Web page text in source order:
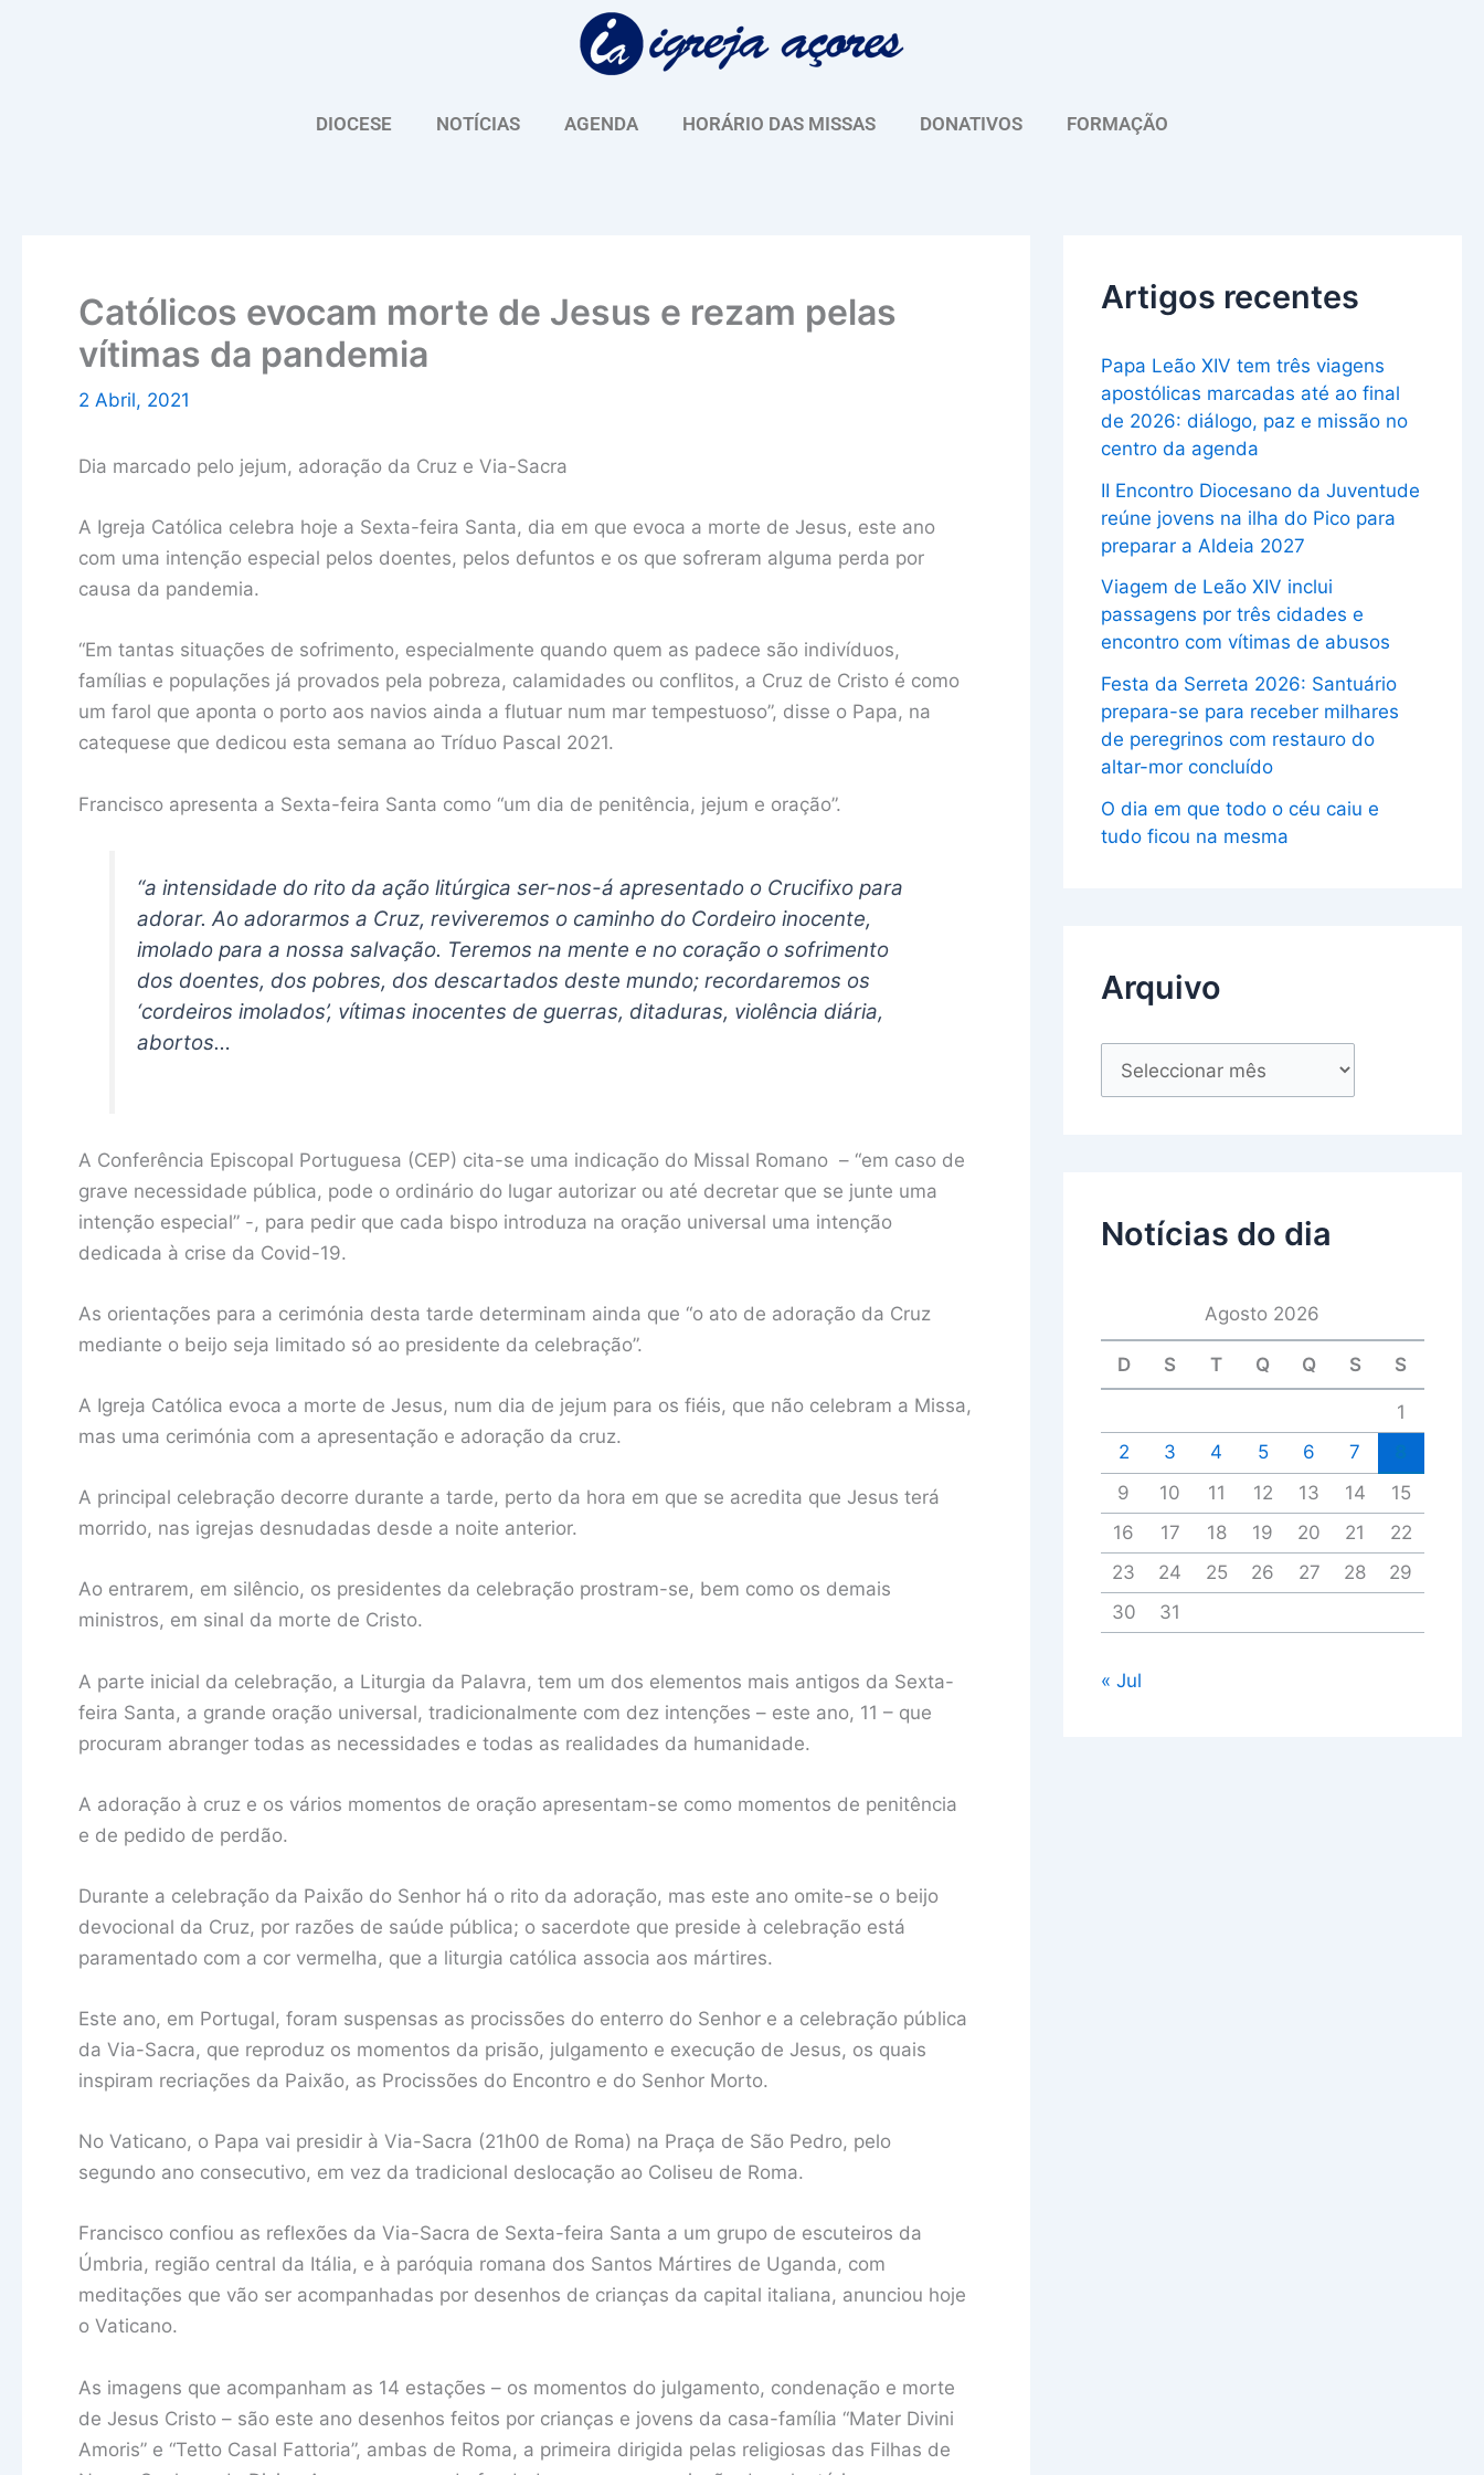
DIOCESE NOTÍCIAS AGENDA HORÁRIO DAS MISSAS DONATIVOS FORMAÇÃO
Católicos evocam morte de Jesus e rezam pelas
vítimas da pandemia
2 Abril, 2021
Dia marcado pelo jejum, adoração da Cruz e Via-Sacra
A Igreja Católica celebra hoje a Sexta-feira Santa, dia em que evoca a morte de Jesus, este ano
com uma intenção especial pelos doentes, pelos defuntos e os que sofreram alguma perda por
causa da pandemia.
“Em tantas situações de sofrimento, especialmente quando quem as padece são indivíduos,
famílias e populações já provados pela pobreza, calamidades ou conflitos, a Cruz de Cristo é como
um farol que aponta o porto aos navios ainda a flutuar num mar tempestuoso”, disse o Papa, na
catequese que dedicou esta semana ao Tríduo Pascal 2021.
Francisco apresenta a Sexta-feira Santa como “um dia de penitência, jejum e oração”.
“a intensidade do rito da ação litúrgica ser-nos-á apresentado o Crucifixo para
adorar. Ao adorarmos a Cruz, reviveremos o caminho do Cordeiro inocente,
imolado para a nossa salvação. Teremos na mente e no coração o sofrimento
dos doentes, dos pobres, dos descartados deste mundo; recordaremos os
‘cordeiros imolados’, vítimas inocentes de guerras, ditaduras, violência diária,
abortos…
A Conferência Episcopal Portuguesa (CEP) cita-se uma indicação do Missal Romano – “em caso de
grave necessidade pública, pode o ordinário do lugar autorizar ou até decretar que se junte uma
intenção especial” -, para pedir que cada bispo introduza na oração universal uma intenção
dedicada à crise da Covid-19.
As orientações para a cerimónia desta tarde determinam ainda que “o ato de adoração da Cruz
mediante o beijo seja limitado só ao presidente da celebração”.
A Igreja Católica evoca a morte de Jesus, num dia de jejum para os fiéis, que não celebram a Missa,
mas uma cerimónia com a apresentação e adoração da cruz.
A principal celebração decorre durante a tarde, perto da hora em que se acredita que Jesus terá
morrido, nas igrejas desnudadas desde a noite anterior.
Ao entrarem, em silêncio, os presidentes da celebração prostram-se, bem como os demais
ministros, em sinal da morte de Cristo.
A parte inicial da celebração, a Liturgia da Palavra, tem um dos elementos mais antigos da Sexta-
feira Santa, a grande oração universal, tradicionalmente com dez intenções – este ano, 11 – que
procuram abranger todas as necessidades e todas as realidades da humanidade.
A adoração à cruz e os vários momentos de oração apresentam-se como momentos de penitência
e de pedido de perdão.
Durante a celebração da Paixão do Senhor há o rito da adoração, mas este ano omite-se o beijo
devocional da Cruz, por razões de saúde pública; o sacerdote que preside à celebração está
paramentado com a cor vermelha, que a liturgia católica associa aos mártires.
Este ano, em Portugal, foram suspensas as procissões do enterro do Senhor e a celebração pública
da Via-Sacra, que reproduz os momentos da prisão, julgamento e execução de Jesus, os quais
inspiram recriações da Paixão, as Procissões do Encontro e do Senhor Morto.
No Vaticano, o Papa vai presidir à Via-Sacra (21h00 de Roma) na Praça de São Pedro, pelo
segundo ano consecutivo, em vez da tradicional deslocação ao Coliseu de Roma.
Francisco confiou as reflexões da Via-Sacra de Sexta-feira Santa a um grupo de escuteiros da
Úmbria, região central da Itália, e à paróquia romana dos Santos Mártires de Uganda, com
meditações que vão ser acompanhadas por desenhos de crianças da capital italiana, anunciou hoje
o Vaticano.
As imagens que acompanham as 14 estações – os momentos do julgamento, condenação e morte
de Jesus Cristo – são este ano desenhos feitos por crianças e jovens da casa-família “Mater Divini
Amoris” e “Tetto Casal Fattoria”, ambas de Roma, a primeira dirigida pelas religiosas das Filhas de
Artigos recentes
Papa Leão XIV tem três viagens
apostólicas marcadas até ao final
de 2026: diálogo, paz e missão no
centro da agenda
II Encontro Diocesano da Juventude
reúne jovens na ilha do Pico para
preparar a Aldeia 2027
Viagem de Leão XIV inclui
passagens por três cidades e
encontro com vítimas de abusos
Festa da Serreta 2026: Santuário
prepara-se para receber milhares
de peregrinos com restauro do
altar-mor concluído
O dia em que todo o céu caiu e
tudo ficou na mesma
Arquivo
u
Notícias do dia
Agosto 2026
D S T Q Q S S
1
2
3 4 5 6 7
9
10 11 12 13 14
15
16
17 18 19 20 21
22
23
24 25 26 27 28
29
30
31
« Jul